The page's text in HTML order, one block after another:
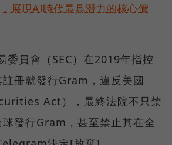
展現AI時代最具潛力的核心價
委員會（SEC）在2019年指控
冊就發行Gram，違反美國
Act），最終法院不只禁
發行Gram，甚至禁止其在全